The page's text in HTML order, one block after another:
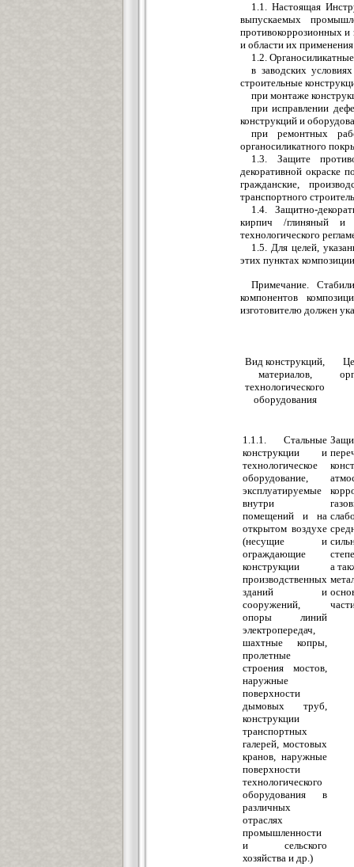
1.1. Настоящая
выпускаемых
противокоррозионных и
и области их
1.2.
в заводских
строительные
при монтаже
при исправлении
конструкций и
при ремонтных
органосиликатного
1.3. Защите
декоративной окраске
гражданские,
транспортного
1.4. Защитно-
кирпич /глиняный и
технологического
1.5. Для целей,
этих пунктах
Примечание.
компонентов
изготовителю должен
Вид конструкций,
материалов,
технологического
оборудования
1.1.1. Стальные
конструкции и
технологическое
оборудование,
эксплуатируемые
внутри
помещений и на
открытом воздухе
(несущие и
ограждающие
конструкции
производственных
зданий и
сооружений,
опоры линий
электропередач,
шахтные копры,
пролетные
строения мостов,
наружные
поверхности
дымовых труб,
конструкции
транспортных
галерей, мостовых
кранов, наружные
поверхности
технологического
оборудования в
различных
отраслях
промышленности
и сельского
хозяйства и др.)
а